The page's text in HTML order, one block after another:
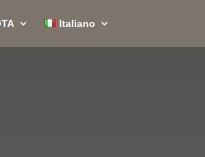
Italiano